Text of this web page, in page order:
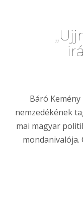
Báró
nemzedékének
mai magyar
mondanivalója.